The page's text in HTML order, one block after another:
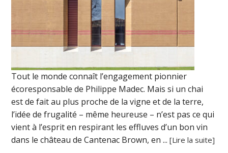
Tout le monde connaît l’engagement pionnier
écoresponsable de Philippe Madec. Mais si un chai
est de fait au plus proche de la vigne et de la terre,
l’idée de frugalité – même heureuse – n’est pas ce qui
vient à l’esprit en respirant les effluves d’un bon vin
dans le château de Cantenac Brown, en ...[Lire la suite]